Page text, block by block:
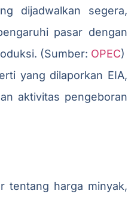
dijadwalkan segera,
pasar dengan
(Sumber: OPEC)
yang dilaporkan EIA,
aktivitas pengeboran
tentang harga minyak,